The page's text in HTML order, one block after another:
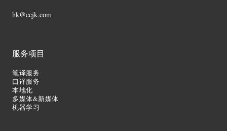
hk@ccjk.com
服务项目
笔译服务
口译服务
本地化
多媒体&新媒体
机器学习